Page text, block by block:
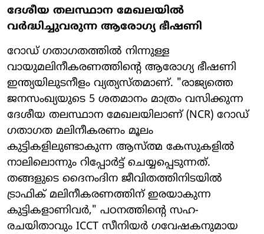
ദേശീയ തലസ്ഥാന മേഖലയിൽ
വർദ്ധിച്ചുവരുന്ന ആരോഗ്യ ഭീഷണി
റോഡ് ഗതാഗതത്തിൽ നിന്നുള്ള
വായുമലിനീകരണത്തിന്റെ ആരോഗ്യ ഭീഷണി
ഇന്ത്യയിലുടനീളം വ്യത്യസ്തമാണ്. "രാജ്യത്തെ
ജനസംഖ്യയുടെ 5 ശതമാനം മാത്രം വസിക്കുന്ന
ദേശീയ തലസ്ഥാന മേഖലയിലാണ് (NCR) റോഡ്
ഗതാഗത മലിനീകരണം മൂലം
കുട്ടികളിലുണ്ടാകുന്ന ആസ്ത്മ കേസുകളിൽ
നാലിലൊന്നും റിപ്പോർട്ട് ചെയ്യപ്പെടുന്നത്.
തങ്ങളുടെ ദൈനംദിന ജീവിതത്തിനിടയിൽ
ട്രാഫിക് മലിനീകരണത്തിന് ഇരയാകുന്ന
കുട്ടികളാണിവർ," പഠനത്തിന്റെ സഹ-
രചയിതാവും ICCT സീനിയർ ഗവേഷകനുമായ